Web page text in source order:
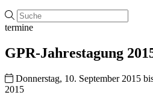
termine
GPR-Jahrestagung
Donnerstag, 10. September 2015
2015